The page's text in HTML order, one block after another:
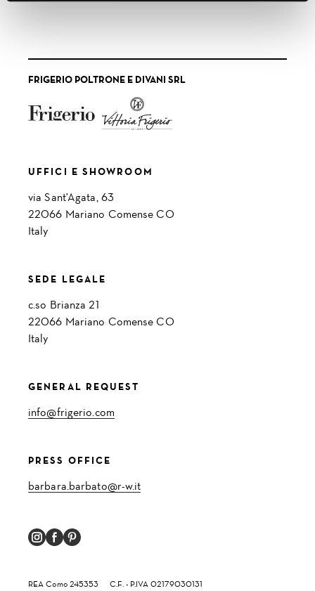
FRIGERIO POLTRONE E DIVANI SRL
UFFICI E SHOWROOM
via Sant'Agata, 63
22066 Mariano Comense CO
Italy
SEDE LEGALE
c.so Brianza 21
22066 Mariano Comense CO
Italy
GENERAL REQUEST
info@frigerio.com
PRESS OFFICE
barbara.barbato@r-w.it
REA Como 245353 C.F. - P.IVA 02179030131